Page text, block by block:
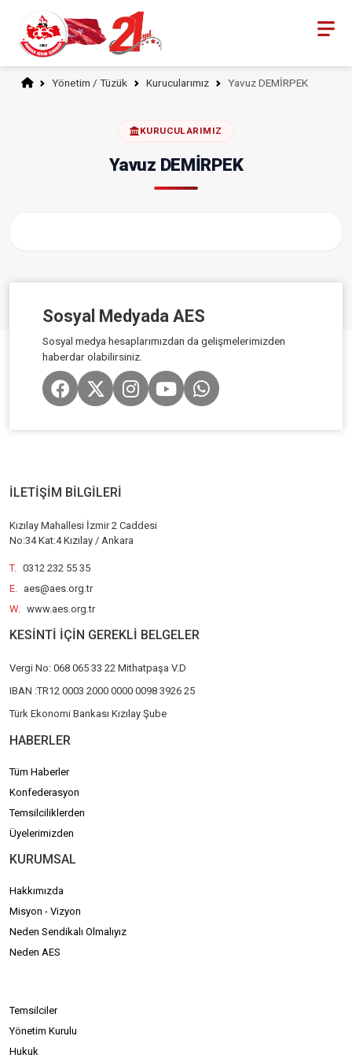
Yönetim / Tüzük Kurucularımız Yavuz DEMİRPEK
KURUCULARIMIZ
Yavuz DEMİRPEK
Sosyal Medyada AES
Sosyal medya hesaplarımızdan da gelişmelerimizden
haberdar olabilirsiniz.
İLETİŞİM BİLGİLERİ
Kızılay Mahallesi İzmir 2 Caddesi
No:34 Kat:4 Kızılay / Ankara
T. 0312 232 55 35
E. aes@aes.org.tr
W. www.aes.org.tr
KESİNTİ İÇİN GEREKLİ BELGELER
Vergi No: 068 065 33 22 Mithatpaşa V.D
IBAN :TR12 0003 2000 0000 0098 3926 25
Türk Ekonomi Bankası Kızılay Şube
HABERLER
Tüm Haberler
Konfederasyon
Temsilciliklerden
Üyelerimizden
KURUMSAL
Hakkımızda
Misyon - Vizyon
Neden Sendikalı Olmalıyız
Neden AES
Temsilciler
Yönetim Kurulu
Hukuk